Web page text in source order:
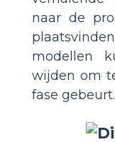
naar de
modellen
wijden om
fase gebeurt.